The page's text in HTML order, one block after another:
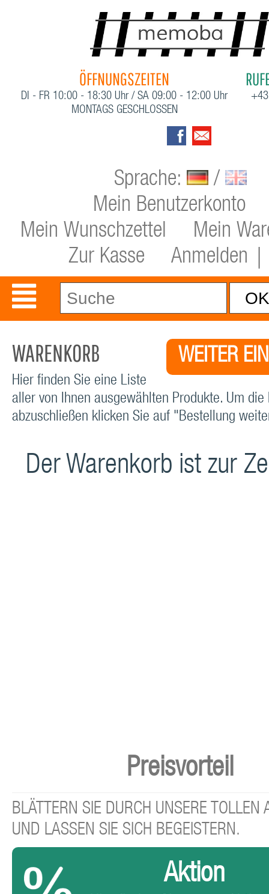
ÖFFNUNGSZEITEN
DI - FR 10:00 - 18:30 Uhr / SA 09:00 - 12:00 Uhr
MONTAGS GESCHLOSSEN
Sprache:
/
Mein Benutzerkonto
Mein Wunschzettel
Mein
Zur Kasse
Anmelden
WEITER
WARENKORB
Hier finden Sie eine Liste
aller von Ihnen ausgewählten Produkte. Um die
abzuschließen klicken Sie auf "Bestellung
Der Warenkorb ist zur
Preisvorteil
BLÄTTERN SIE DURCH UNSERE TOLLEN
UND LASSEN SIE SICH BEGEISTERN.
Aktion